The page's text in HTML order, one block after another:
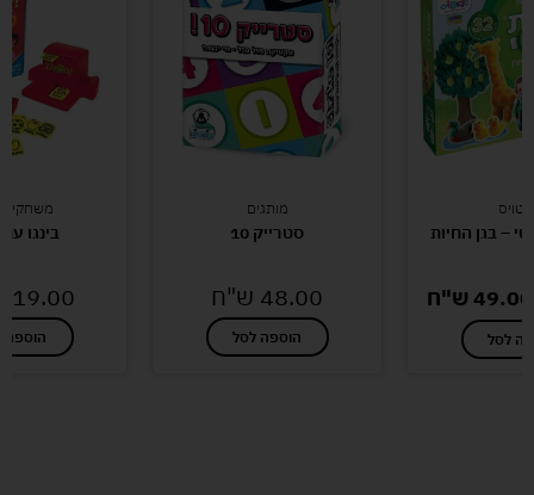
– בגן החיות
49.00 ש"ח
לסל
מותגים
סטרייק 10
48.00 ש"ח
הוספה לסל
משחקי
בינגו עם
הוספה